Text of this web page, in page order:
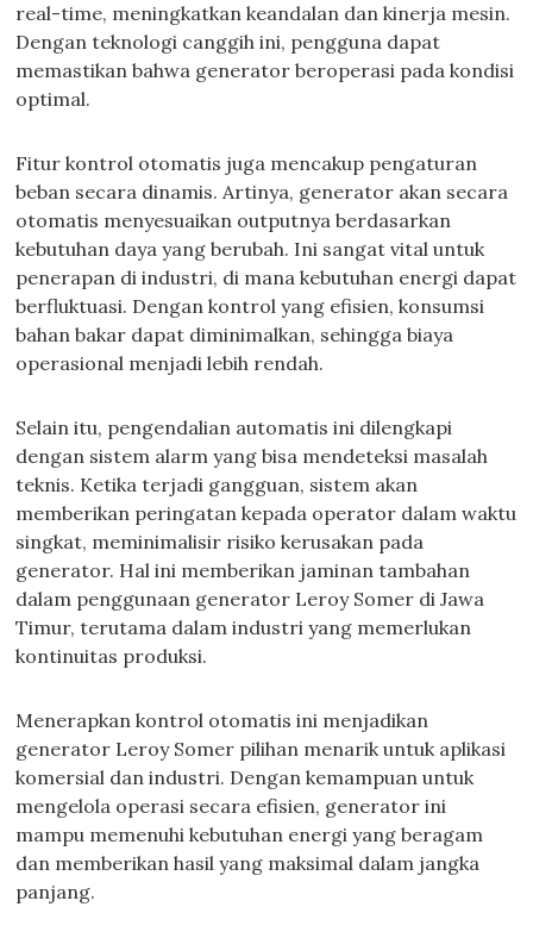
real-time, meningkatkan keandalan dan kinerja mesin.
Dengan teknologi canggih ini, pengguna dapat
memastikan bahwa generator beroperasi pada kondisi
optimal.
Fitur kontrol otomatis juga mencakup pengaturan
beban secara dinamis. Artinya, generator akan secara
otomatis menyesuaikan outputnya berdasarkan
kebutuhan daya yang berubah. Ini sangat vital untuk
penerapan di industri, di mana kebutuhan energi dapat
berfluktuasi. Dengan kontrol yang efisien, konsumsi
bahan bakar dapat diminimalkan, sehingga biaya
operasional menjadi lebih rendah.
Selain itu, pengendalian automatis ini dilengkapi
dengan sistem alarm yang bisa mendeteksi masalah
teknis. Ketika terjadi gangguan, sistem akan
memberikan peringatan kepada operator dalam waktu
singkat, meminimalisir risiko kerusakan pada
generator. Hal ini memberikan jaminan tambahan
dalam penggunaan generator Leroy Somer di Jawa
Timur, terutama dalam industri yang memerlukan
kontinuitas produksi.
Menerapkan kontrol otomatis ini menjadikan
generator Leroy Somer pilihan menarik untuk aplikasi
komersial dan industri. Dengan kemampuan untuk
mengelola operasi secara efisien, generator ini
mampu memenuhi kebutuhan energi yang beragam
dan memberikan hasil yang maksimal dalam jangka
panjang.